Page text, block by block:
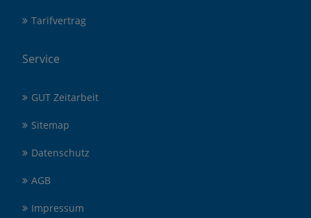
Tarifvertrag
Service
GUT Zeitarbeit
Sitemap
Datenschutz
AGB
Impressum